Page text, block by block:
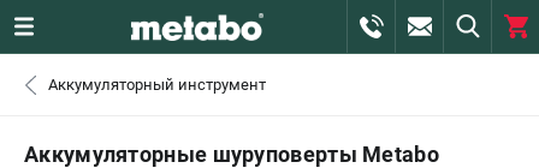
0 ₽
Аккумуляторный инструмент
Аккумуляторные шуруповерты Metabo